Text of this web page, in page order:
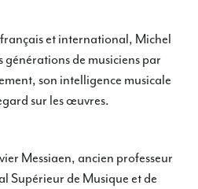
et international, Michel
de musiciens par
son intelligence musicale
sur les œuvres.
Messiaen, ancien professeur
Supérieur de Musique et de